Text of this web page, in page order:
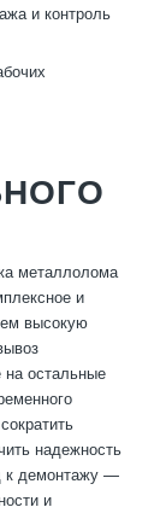
и контроль
металлолома
и
высокую
остальные
надежность
к демонтажу —
и